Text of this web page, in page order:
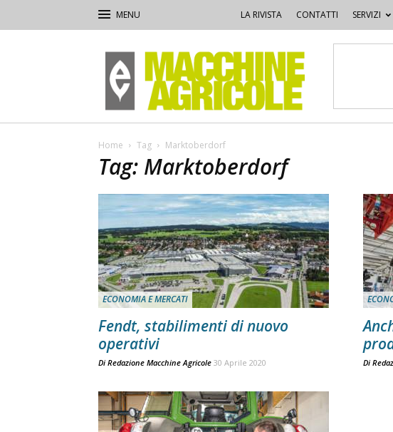
LA RIVISTA CONTATTI SERVIZI
Macchine
Agricole
Home Tag Marktoberdorf
Tag: Marktoberdorf
ECONOMIA E MERCATI
Fendt, stabilimenti di nuovo
operativi
Di Redazione Macchine Agricole 30 Aprile 2020 Di